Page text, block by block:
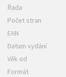
Řada
Počet stran
EAN
Datum vydání
Věk od
Formát